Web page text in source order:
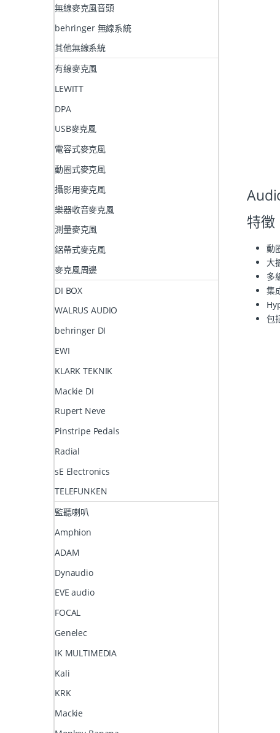
特徵
動
大
多
集
包
無線麥克風音頭
behringer 無線系統
其他無線系統
有線麥克風
LEWITT
DPA
USB麥克風
電容式麥克風
動圈式麥克風
攝影用麥克風
樂器收音麥克風
測量麥克風
鋁帶式麥克風
麥克風周邊
DI BOX
WALRUS AUDIO
behringer DI
EWI
KLARK TEKNIK
Mackie DI
Rupert Neve
Pinstripe Pedals
Radial
sE Electronics
TELEFUNKEN
監聽喇叭
Amphion
ADAM
Dynaudio
EVE audio
FOCAL
Genelec
IK MULTIMEDIA
Kali
KRK
Mackie